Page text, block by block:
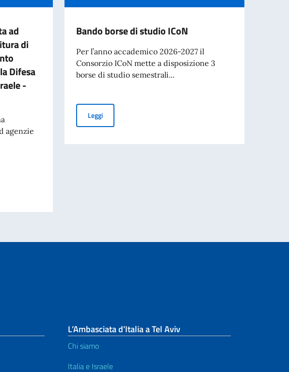
ad
di
Difesa
-
agenzie
agenzie di servizi per la fornitura di personale per il funzionamento dell’Ufficio dell’Addetto per
Bando borse di studio ICoN
Per l’anno accademico 2026-2027 il
Consorzio ICoN mette a disposizione 3
borse di studio semestrali...
LeggiBando borse di studio ICoN
L’Ambasciata d’Italia a Tel Aviv
Chi siamo
Italia e Israele